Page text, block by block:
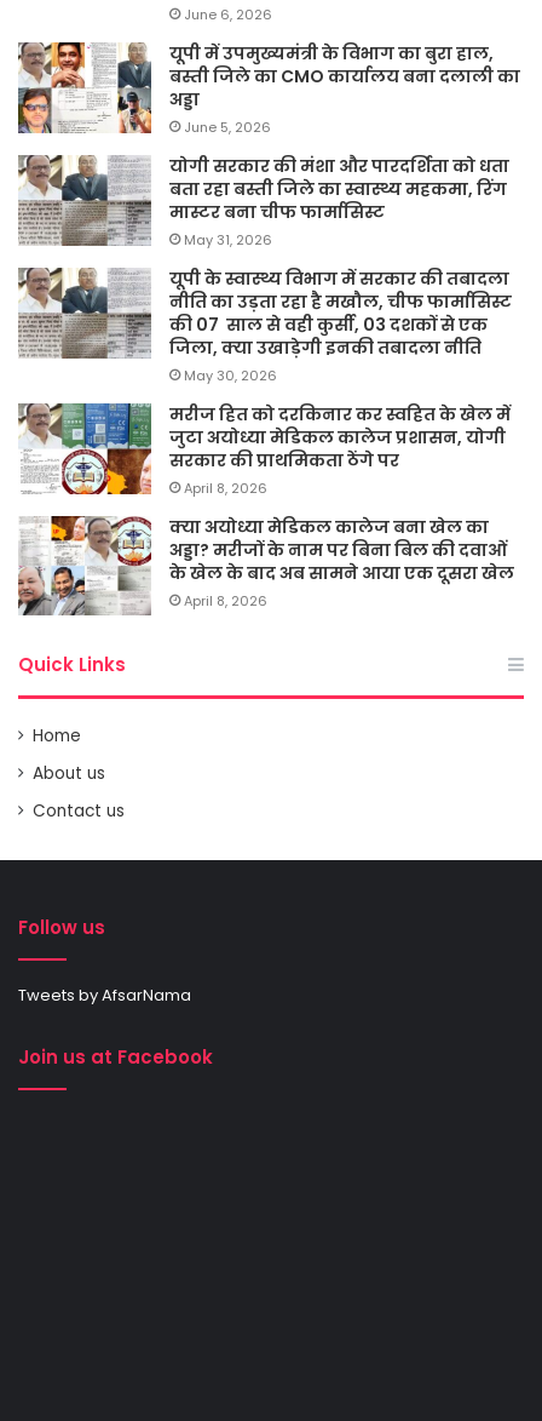
June 6, 2026
यूपी में उपमुख्यमंत्री के विभाग का बुरा हाल,
बस्ती जिले का CMO कार्यालय बना दलाली का
अड्डा
June 5, 2026
योगी सरकार की मंशा और पारदर्शिता को धता
बता रहा बस्ती जिले का स्वास्थ्य महकमा, रिंग
मास्टर बना चीफ फार्मासिस्ट
May 31, 2026
यूपी के स्वास्थ्य विभाग में सरकार की तबादला
नीति का उड़ता रहा है मखौल, चीफ फार्मासिस्ट
की 07 साल से वही कुर्सी, 03 दशकों से एक
जिला, क्या उखाड़ेगी इनकी तबादला नीति
May 30, 2026
मरीज हित को दरकिनार कर स्वहित के खेल में
जुटा अयोध्या मेडिकल कालेज प्रशासन, योगी
सरकार की प्राथमिकता ठेंगे पर
April 8, 2026
क्या अयोध्या मेडिकल कालेज बना खेल का
अड्डा? मरीजों के नाम पर बिना बिल की दवाओं
के खेल के बाद अब सामने आया एक दूसरा खेल
April 8, 2026
Quick Links
Home
About us
Contact us
Follow us
Tweets by AfsarNama
Join us at Facebook